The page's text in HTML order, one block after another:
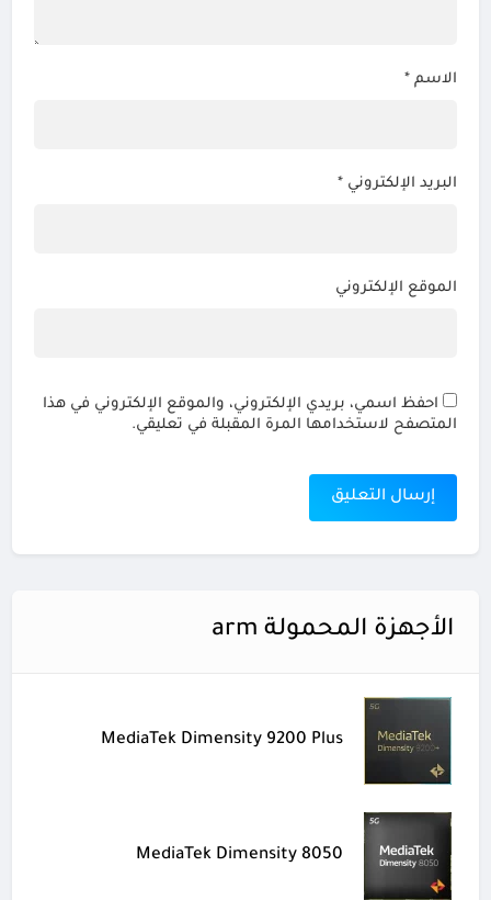
الاسم*
البريد الإلكتروني*
الموقع الإلكتروني
احفظ اسمي، بريدي الإلكتروني، والموقع الإلكتروني في هذا
المتصفح لاستخدامها المرة المقبلة في تعليقي.
الأجهزة المحمولة arm
MediaTek Dimensity 9200 Plus
MediaTek Dimensity 8050